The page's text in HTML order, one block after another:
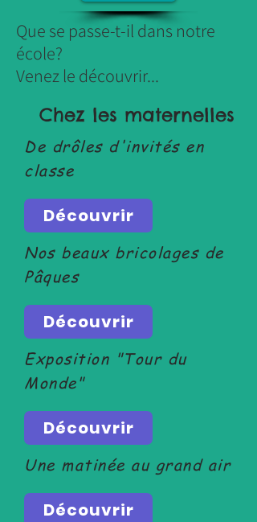
Que se passe-t-il dans notre
école?
Venez le découvrir...
Chez les maternelles
De drôles d'invités en
classe
Découvrir
Nos beaux bricolages de
Pâques
Découvrir
Exposition "Tour du
Monde"
Découvrir
Une matinée au grand air
Découvrir